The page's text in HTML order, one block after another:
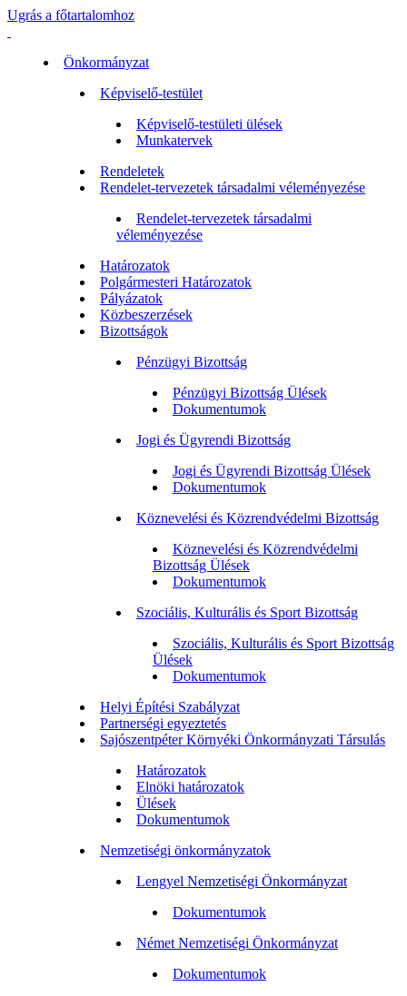
Ugrás a főtartalomhoz
Önkormányzat
Képviselő-testület
Képviselő-testületi ülések
Munkatervek
Rendeletek
Rendelet-tervezetek társadalmi véleményezése
Rendelet-tervezetek társadalmi
véleményezése
Határozatok
Polgármesteri Határozatok
Pályázatok
Közbeszerzések
Bizottságok
Pénzügyi Bizottság
Pénzügyi Bizottság Ülések
Dokumentumok
Jogi és Ügyrendi Bizottság
Jogi és Ügyrendi Bizottság Ülések
Dokumentumok
Köznevelési és Közrendvédelmi Bizottság
Köznevelési és Közrendvédelmi
Bizottság Ülések
Dokumentumok
Szociális, Kulturális és Sport Bizottság
Szociális, Kulturális és Sport Bizottság
Ülések
Dokumentumok
Helyi Építési Szabályzat
Partnerségi egyeztetés
Sajószentpéter Környéki Önkormányzati Társulás
Határozatok
Elnöki határozatok
Ülések
Dokumentumok
Nemzetiségi önkormányzatok
Lengyel Nemzetiségi Önkormányzat
Dokumentumok
Német Nemzetiségi Önkormányzat
Dokumentumok